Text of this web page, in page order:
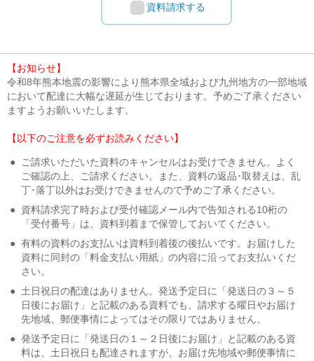
資料請求する
【お知らせ】
令和8年熊本地震の影響により熊本県全域および九州地方の一部地域
において配達に大幅な遅延が生じております。予めご了承ください
ますようお願いいたします。
【以下のご注意を必ずお読みください】
●
ご請求いただいた資料のキャンセルはお受けできません。よく
ご確認の上、ご請求ください。また、資料の返品･取替えは、乱
丁･落丁以外はお受けできませんので予めご了承ください。
● 資料請求完了時および受付確認メール内で告知される10桁の
「受付番号」は、資料到着まで保管しておいてください。
● 有料の資料のお支払いは資料到着後の後払いです。お届けした
資料に同封の「料金支払い用紙」の内容に沿ってお支払いくだ
さい。
● 土日祝日の配達はありません。発送予定日に「発送日の３～５
日後にお届け」と記載のある資料でも、請求する曜日やお届け
先地域、郵便事情によってはその限りではありません。
● 発送予定日に「発送日の１～２日後にお届け」と記載のある資
料は、土日祝日も配達されますが、お届け先地域や郵便事情に